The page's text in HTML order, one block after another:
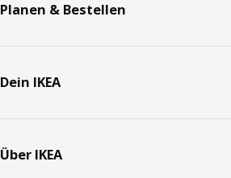
Planen & Bestellen
Dein IKEA
Über IKEA